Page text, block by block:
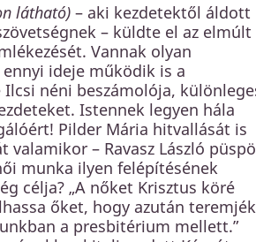
látható)– aki kezdetektől áldott
– küldte el az elmúlt
Vannak olyan
ideje működik is a
néni beszámolója,
Istennek legyen hála
Pilder Mária hitvallását is
– Ravasz László
munka ilyen felépítésének
célja? „A nőket Krisztus köré
őket, hogy azután teremjék
a presbitérium mellett.”